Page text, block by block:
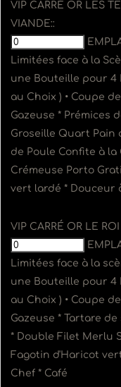
VIP CARRÉ OR LES
VIANDE::
Limitées face à la
une Bouteille pour 4
au Choix ) • Coupe
Gazeuse * Prémices
Groseille Quart Pain
de Poule Confite à la
Crémeuse Porto
vert lardé * Douceur
VIP CARRÉ OR LE
Limitées face à la
une Bouteille pour 4
au Choix ) • Coupe
Gazeuse * Tartare
* Double Filet Merlu
Fagotin d'Haricot
Chef * Café